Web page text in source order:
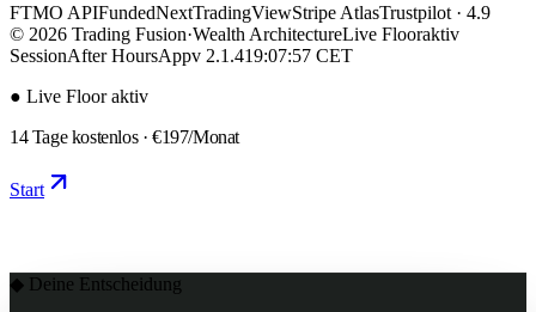
FTMO APIFundedNextTradingViewStripe AtlasTrustpilot · 4.9
© 2026 Trading Fusion·Wealth ArchitectureLive Flooraktiv
SessionAfter HoursAppv 2.1.419:07:59 CET
● Live Floor aktiv
14 Tage kostenlos · €197/Monat
Start
◆ Deine Entscheidung